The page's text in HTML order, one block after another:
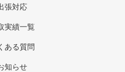
張対応
実績一覧
ある質問
知らせ